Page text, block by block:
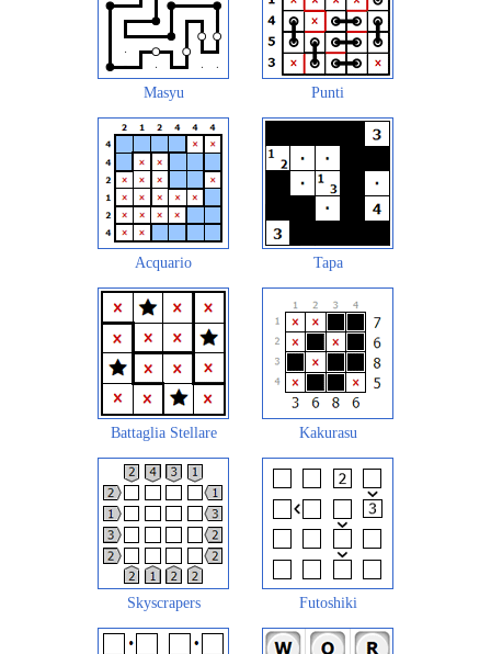
Masyu Punti
Acquario Tapa
Battaglia Stellare Kakurasu
Skyscrapers Futoshiki